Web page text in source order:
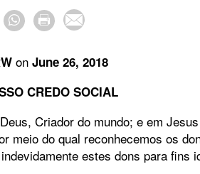
on June 26, 2018
CREDO SOCIAL
Criador do mundo; e em
meio do qual reconhecemos os
estes dons para fins